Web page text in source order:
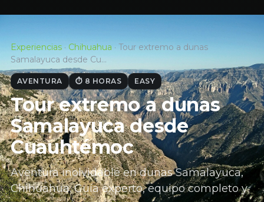
Experiencias · Chihuahua · Tour extremo a dunas
Samalayuca desde Cu…
AVENTURA ⏱ 8 HORAS EASY
Tour extremo a dunas
Samalayuca desde
Cuauhtémoc
Aventura inolvidable en dunas Samalayuca,
Chihuahua. Guía experto, equipo completo y